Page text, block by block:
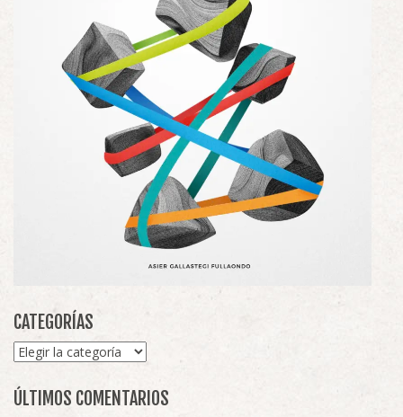
CATEGORÍAS
Categorías
ÚLTIMOS COMENTARIOS